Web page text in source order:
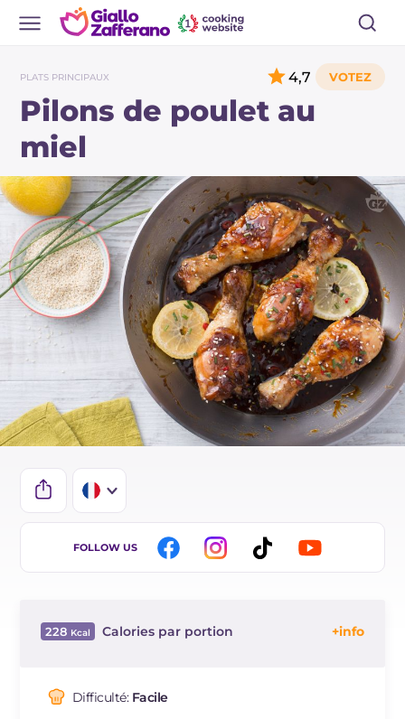
PLATS PRINCIPAUX
Pilons de poulet au
miel
4,7
IT
ES
NL
FOLLOW US
228 Calories par portion
Dont sucres
Difficulté: Facile